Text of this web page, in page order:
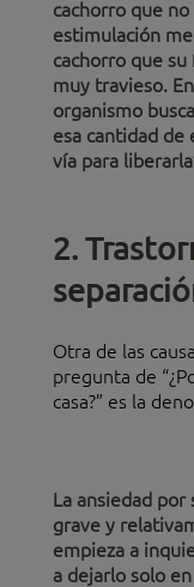
cachorro que
estimulación
cachorro que
muy travieso.
organismo
esa cantidad de
vía para
2.
Otra de las
pregunta de
casa?” es la
La ansiedad
grave y
empieza a
a dejarlo solo